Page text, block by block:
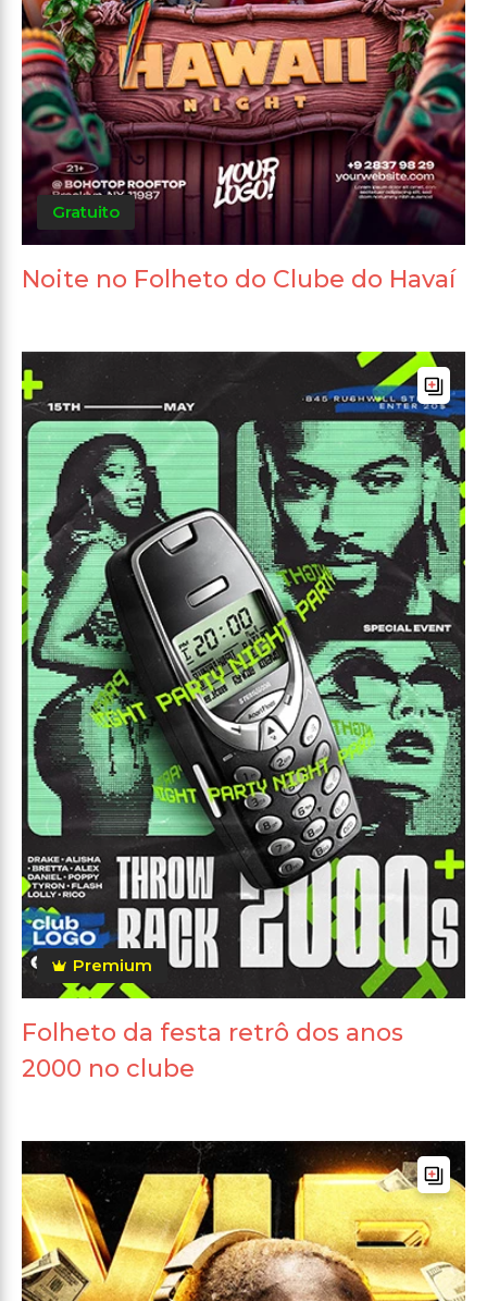
Gratuito
Noite no Folheto do Clube do Havaí
Premium
Folheto da festa retrô dos anos
2000 no clube